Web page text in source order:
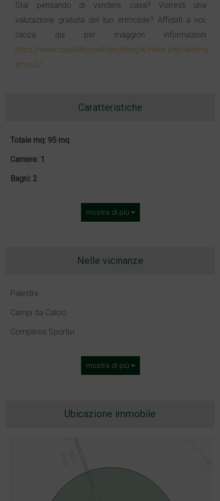
Stai pensando di vendere casa? Vorresti una
valutazione gratuita del tuo immobile? Affidati a noi,
clicca qui per maggiori informazioni
https://www.capitalhousefranchising.it/index.php/landing-
smcv2/
Caratteristiche
Totale mq: 95 mq
Camere: 1
Bagni: 2
mostra di più
Nelle vicinanze
Palestre
Campi da Calcio
Complessi Sportivi
mostra di più
Ubicazione immobile